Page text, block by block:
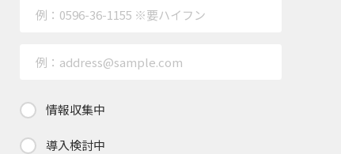
情報収集中
導入検討中